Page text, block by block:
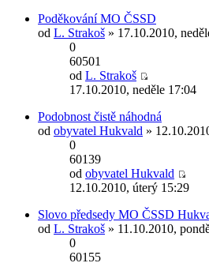
Poděkování MO ČSSD
od L. Strakoš » 17.10.2010,
0
60501
od L. Strakoš
17.10.2010, neděle 17:04
Podobnost čistě náhodná
od obyvatel Hukvald »
0
60139
od obyvatel Hukvald
12.10.2010, úterý 15:29
Slovo předsedy MO ČSSD
od L. Strakoš » 11.10.2010,
0
60155